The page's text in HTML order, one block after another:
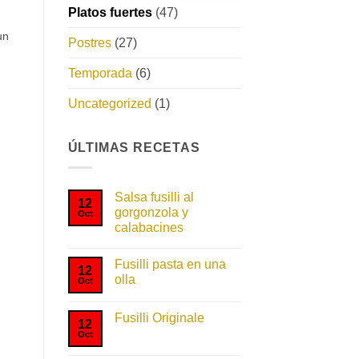
Platos fuertes(47)
Postres(27)
Temporada (6)
Uncategorized (1)
ÚLTIMAS RECETAS
12
Oct
Salsa fusilli al
gorgonzola y
calabacines
comentarios
Salsa
gorgonzola
12
Oct
Fusilli pasta en una
olla
comentarios
12
Oct
Fusilli Originale